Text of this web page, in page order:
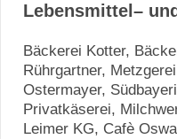
Lebensmittel–
Bäckerei Kotter,
Rührgartner,
Ostermayer,
Privatkäserei,
Leimer KG, Cafè